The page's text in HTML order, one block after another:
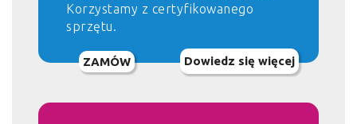
Korzystamy z certyfikowanego
sprzętu.
ZAMÓW Dowiedz się więcej